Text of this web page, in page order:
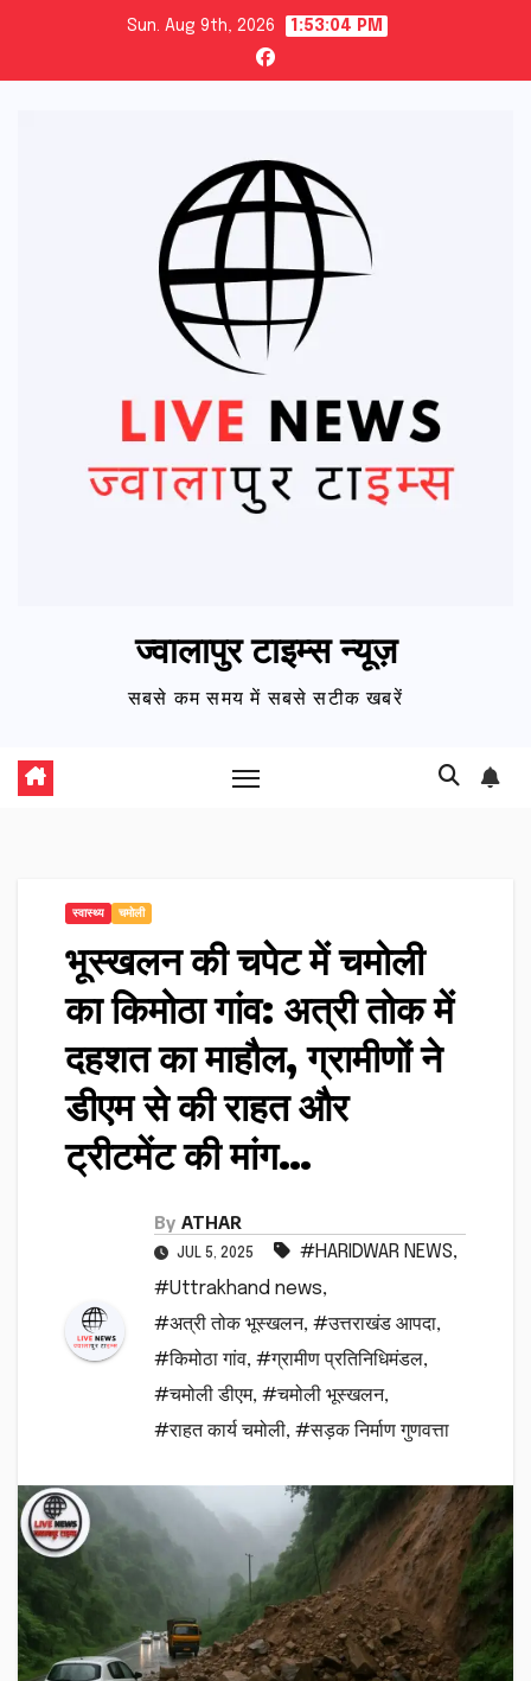
content
Sun. Aug 9th, 2026 1:53:05 PM
ज्वालापुर टाइम्स न्यूज़
सबसे कम समय में सबसे सटीक खबरें
स्वास्थ्य चमोली
भूस्खलन की चपेट में चमोली
का किमोठा गांव: अत्री तोक में
दहशत का माहौल, ग्रामीणों ने
डीएम से की राहत और
ट्रीटमेंट की मांग…
By ATHAR
JUL 5, 2025 #HARIDWAR NEWS,
#Uttrakhand news,
#अत्री तोक भूस्खलन, #उत्तराखंड आपदा,
#किमोठा गांव, #ग्रामीण प्रतिनिधिमंडल,
#चमोली डीएम, #चमोली भूस्खलन,
#राहत कार्य चमोली, #सड़क निर्माण गुणवत्ता